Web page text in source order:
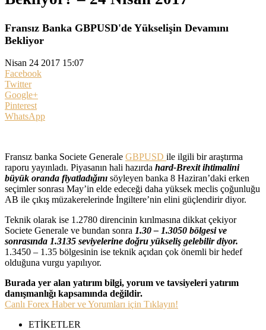
Fransız Banka GBPUSD'de Yükselişin Devamını
Bekliyor
Nisan 24 2017 15:07
Facebook
Twitter
Google+
Pinterest
WhatsApp
Fransız banka Societe Generale GBPUSD ile ilgili bir araştırma
raporu yayınladı. Piyasanın hali hazırda hard-Brexit ihtimalini
büyük oranda fiyatladığını söyleyen banka 8 Haziran’daki erken
seçimler sonrası May’in elde edeceği daha yüksek meclis çoğunluğu
AB ile çıkış müzakerelerinde İngiltere’nin elini güçlendirir diyor.
Teknik olarak ise 1.2780 direncinin kırılmasına dikkat çekiyor
Societe Generale ve bundan sonra 1.30 – 1.3050 bölgesi ve
sonrasında 1.3135 seviyelerine doğru yükseliş gelebilir diyor.
1.3450 – 1.35 bölgesinin ise teknik açıdan çok önemli bir hedef
olduğuna vurgu yapılıyor.
Burada yer alan yatırım bilgi, yorum ve tavsiyeleri yatırım
danışmanlığı kapsamında değildir.
Canlı Forex Haber ve Yorumları için Tıklayın!
ETİKETLER